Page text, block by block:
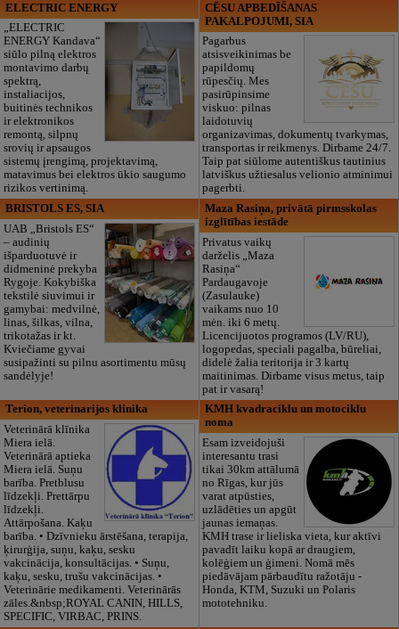
ELECTRIC ENERGY
„ELECTRIC
ENERGY Kandava“
siūlo pilną elektros
montavimo darbų
spektrą,
instaliacijos,
buitinės technikos
ir elektronikos
remontą, silpnų
srovių ir apsaugos
sistemų įrengimą, projektavimą,
matavimus bei elektros ūkio saugumo
rizikos vertinimą.
CĒSU APBEDĪŠANAS
PAKALPOJUMI, SIA
Pagarbus
atsisveikinimas be
papildomų
rūpesčių. Mes
pasirūpinsime
viskuo: pilnas
laidotuvių
organizavimas, dokumentų tvarkymas,
transportas ir reikmenys. Dirbame 24/7.
Taip pat siūlome autentiškus tautinius
latviškus užtiesalus velionio atminimui
pagerbti.
BRISTOLS ES, SIA
UAB „Bristols ES“
– audinių
išparduotuvė ir
didmeninė prekyba
Rygoje. Kokybiška
tekstilė siuvimui ir
gamybai: medvilnė,
linas, šilkas, vilna,
trikotažas ir kt.
Kviečiame gyvai
susipažinti su pilnu asortimentu mūsų
sandėlyje!
Maza Rasiņa, privātā pirmsskolas
izglītības iestāde
Privatus vaikų
darželis „Maza
Rasiņa“
Pardaugavoje
(Zasulauke)
vaikams nuo 10
mėn. iki 6 metų.
Licencijuotos programos (LV/RU),
logopedas, speciali pagalba, būreliai,
didelė žalia teritorija ir 3 kartų
maitinimas. Dirbame visus metus, taip
pat ir vasarą!
Terion, veterinarijos klinika
Veterinārā klīnika
Miera ielā.
Veterinārā aptieka
Miera ielā. Suņu
barība. Pretblusu
līdzekļi. Prettārpu
līdzekļi.
Attārpošana. Kaķu
barība. • Dzīvnieku ārstēšana, terapija,
ķirurģija, suņu, kaķu, sesku
vakcinācija, konsultācijas. • Suņu,
kaķu, sesku, trušu vakcinācijas. •
Veterinārie medikamenti. Veterinārās
zāles.&nbsp;ROYAL CANIN, HILLS,
SPECIFIC, VIRBAC, PRINS.
KMH kvadraciklu un motociklu
noma
Esam izveidojuši
interesantu trasi
tikai 30km attālumā
no Rīgas, kur jūs
varat atpūsties,
uzlādēties un apgūt
jaunas iemaņas.
KMH trase ir lieliska vieta, kur aktīvi
pavadīt laiku kopā ar draugiem,
kolēģiem un ģimeni. Nomā mēs
piedāvājam pārbaudītu ražotāju -
Honda, KTM, Suzuki un Polaris
mototehniku.